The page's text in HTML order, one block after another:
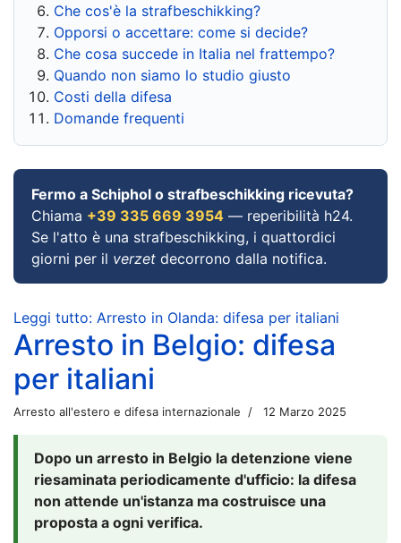
Che cos'è la strafbeschikking?
Opporsi o accettare: come si decide?
Che cosa succede in Italia nel frattempo?
Quando non siamo lo studio giusto
Costi della difesa
Domande frequenti
Fermo a Schiphol o strafbeschikking ricevuta?
Chiama +39 335 669 3954 — reperibilità h24.
Se l'atto è una strafbeschikking, i quattordici
giorni per il verzet decorrono dalla notifica.
Leggi tutto: Arresto in Olanda: difesa per italiani
Arresto in Belgio: difesa
per italiani
Arresto all'estero e difesa internazionale 12 Marzo 2025
Dopo un arresto in Belgio la detenzione viene
riesaminata periodicamente d'ufficio: la difesa
non attende un'istanza ma costruisce una
proposta a ogni verifica.